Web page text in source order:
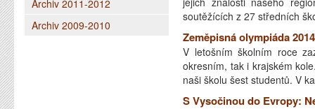
Archiv 2011-2012
Archiv 2009-2010
soutěžících z 27 středních
Zeměpisná olympiáda
V letošním školním roce
okresním, tak i krajském
naši školu šest studentů. V
S Vysočinou do Evropy: